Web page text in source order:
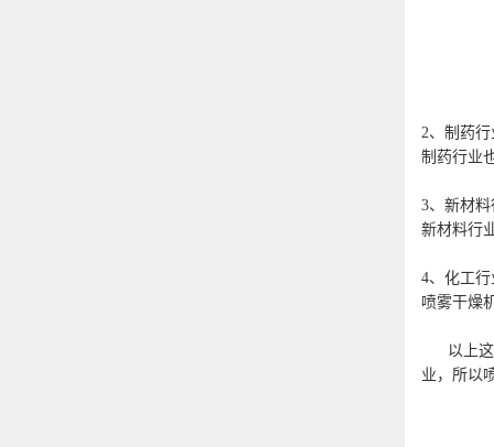
2、制药行
制药行业
3、新材料
新材料行
4、化工行
喷雾干燥
以上这
业，所以